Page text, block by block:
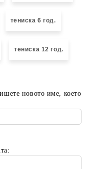
тениска 6 год.
тениска 12 год.
новото име, което